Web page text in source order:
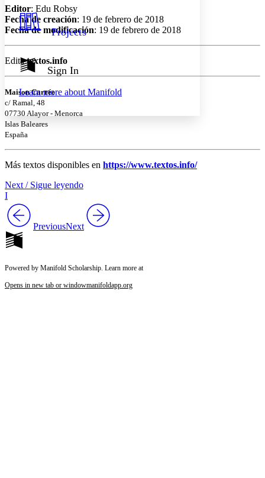
Resources
Show all
Show all Hide all
Light
Dark
Annotation contrast
abc Low
Margins
Reset to Defaults
Projects
Sign In
Learn more about Manifold
Editor: Edu Robsy
Fecha de creación: 19 de febrero de 2018
Fecha de modificación: 19 de febrero de 2018
Editatextos.info
Maison Carrée
c/ Ramal, 48
07730 Alayor - Menorca
Islas Baleares
España
Más textos disponibles en https://www.textos.info/
Next / Sigue leyendo
I
PreviousNext
Powered by Manifold Scholarship. Learn more at
Opens in new tab or windowmanifoldapp.org